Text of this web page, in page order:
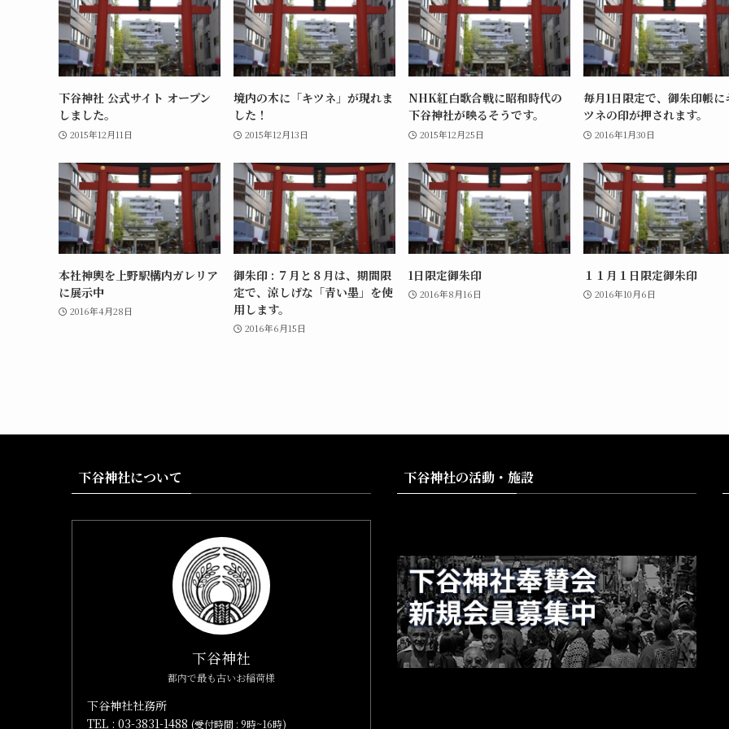
下谷神社 公式サイト オープン
しました。
2015年12月11日
境内の木に「キツネ」が現れま
した！
2015年12月13日
NHK紅白歌合戦に昭和時代の
下谷神社が映るそうです。
2015年12月25日
毎月1日限定で、御朱印帳に
ツネの印が押されます。
2016年1月30日
本社神輿を上野駅構内ガレリア
に展示中
2016年4月28日
御朱印 : ７月と８月は、期間限
定で、涼しげな「青い墨」を使
用します。
2016年6月15日
1日限定御朱印
2016年8月16日
１１月１日限定御朱印
2016年10月6日
下谷神社について
下谷神社
都内で最も古いお稲荷様
下谷神社社務所
TEL : 03-3831-1488 (受付時間 : 9時~16時)
下谷神社の活動・施設